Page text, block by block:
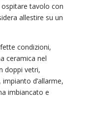
tavolo con
allestire su un
condizioni,
ceramica nel
doppi vetri,
d’allarme,
imbiancato e